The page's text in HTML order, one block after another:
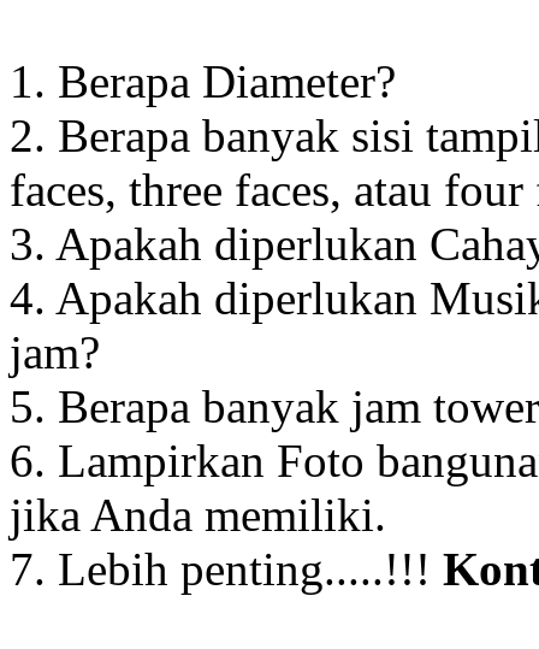
1. Berapa Diameter?
2. Berapa banyak sisi
faces, three faces, atau four
3. Apakah diperlukan
4. Apakah diperlukan
jam?
5. Berapa banyak jam
6. Lampirkan Foto
jika Anda memiliki.
7. Lebih penting.....!!!